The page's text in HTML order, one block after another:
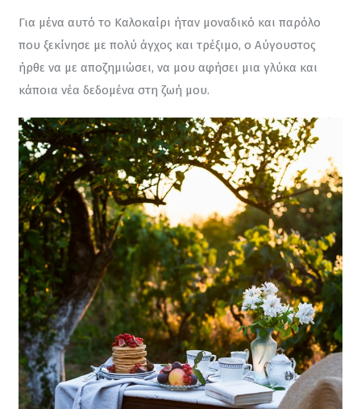
Για μένα αυτό το Καλοκαίρι ήταν μοναδικό και παρόλο
που ξεκίνησε με πολύ άγχος και τρέξιμο, ο Αύγουστος
ήρθε να με αποζημιώσει, να μου αφήσει μια γλύκα και
κάποια νέα δεδομένα στη ζωή μου.